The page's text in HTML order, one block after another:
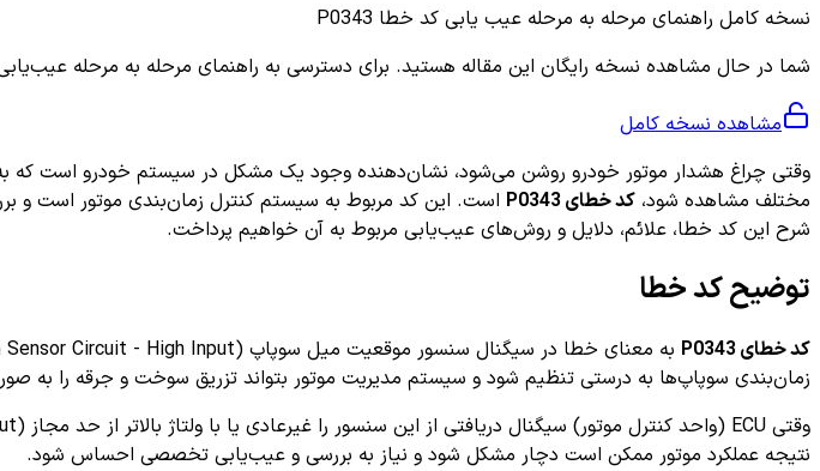
نسخه کامل راهنمای مرحله به مرحله عیب یابی کد خطا P0343
شما در حال مشاهده نسخه رایگان این مقاله هستید. برای دسترسی به راهنمای مرحله به مرحله
مشاهده نسخه کامل
وقتی چراغ هشدار موتور خودرو روشن می‌شود، نشان‌دهنده وجود یک مشکل در سیستم خودرو است
مختلف مشاهده شود، کد خطای P0343
است. این کد مربوط به سیستم کنترل زمان‌بندی موتور است
شرح این کد خطا، علائم، دلایل و روش‌های عیب‌یابی مربوط به آن خواهیم پرداخت.
توضیح کد خطا
کد خطای P0343
زمان‌بندی سوپاپ‌ها به درستی تنظیم شود و سیستم مدیریت موتور بتواند تزریق سوخت و جرقه را به
نتیجه عملکرد موتور ممکن است دچار مشکل شود و نیاز به بررسی و عیب‌یابی تخصصی احساس شود.